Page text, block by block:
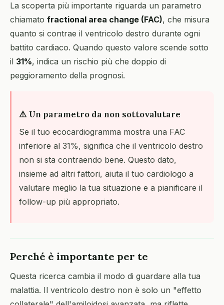
La scoperta più importante riguarda un parametro
chiamato fractional area change (FAC), che misura
quanto si contrae il ventricolo destro durante ogni
battito cardiaco. Quando questo valore scende sotto
il 31%, indica un rischio più che doppio di
peggioramento della prognosi.
⚠️ Un parametro da non sottovalutare
Se il tuo ecocardiogramma mostra una FAC
inferiore al 31%, significa che il ventricolo destro
non si sta contraendo bene. Questo dato,
insieme ad altri fattori, aiuta il tuo cardiologo a
valutare meglio la tua situazione e a pianificare il
follow-up più appropriato.
Perché è importante per te
Questa ricerca cambia il modo di guardare alla tua
malattia. Il ventricolo destro non è solo un "effetto